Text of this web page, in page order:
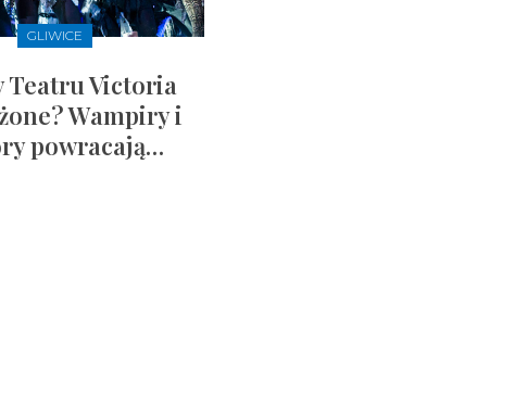
GLIWICE
Teatru Victoria
Wampiry i
powracają…